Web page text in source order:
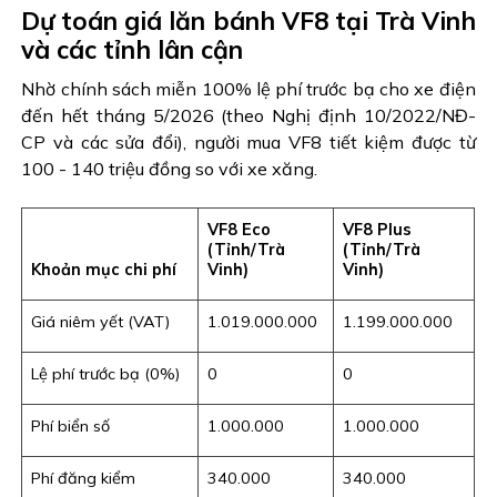
Dự toán giá lăn bánh VF8 tại Trà Vinh
và các tỉnh lân cận
Nhờ chính sách miễn 100% lệ phí trước bạ cho xe điện
đến hết tháng 5/2026 (theo Nghị định 10/2022/NĐ-
CP và các sửa đổi), người mua VF8 tiết kiệm được từ
100 - 140 triệu đồng so với xe xăng.
Khoản mục chi phí
VF8 Eco
(Tỉnh/Trà
Vinh)
VF8 Plus
(Tỉnh/Trà
Vinh)
Giá niêm yết (VAT) 1.019.000.000 1.199.000.000
Lệ phí trước bạ (0%) 0 0
Phí biển số 1.000.000 1.000.000
Phí đăng kiểm 340.000 340.000